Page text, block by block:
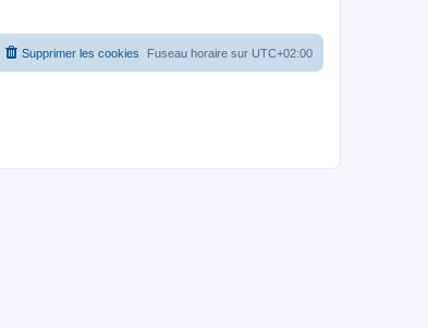
Fuseau horaire sur UTC+02:00
Supprimer les cookies